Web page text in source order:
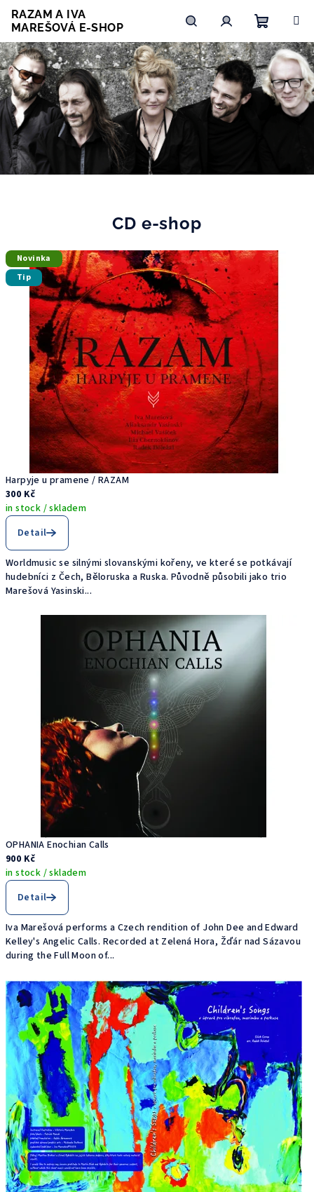
Přejít
obsah
RAZAM A IVA
MAREŠOVÁ E-SHOP
HledatPřihlášeníNákupní
košík
CD e-shop
Harpyje u pramene / RAZAM
300 Kč
in stock / skladem
Detail
Worldmusic se silnými slovanskými kořeny, ve které se potkávají
hudebníci z Čech, Běloruska a Ruska. Původně působili jako trio
Marešová Yasinski...
OPHANIA Enochian Calls
900 Kč
in stock / skladem
Detail
Iva Marešová performs a Czech rendition of John Dee and Edward
Kelley's Angelic Calls. Recorded at Zelená Hora, Žďár nad Sázavou
during the Full Moon of...
Novinka
Tip